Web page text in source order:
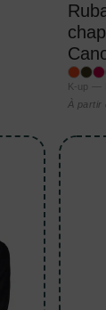
K-up —
À partir